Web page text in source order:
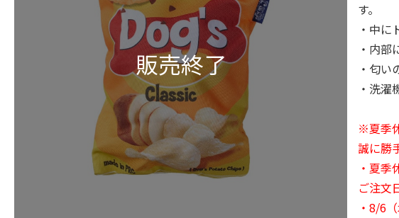
す。
・中に
・内部
・匂い
・洗濯
※夏季
誠に勝
・夏季
ご注文
・8/6